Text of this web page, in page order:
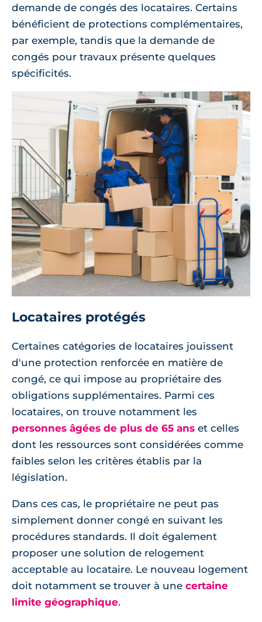
demande de congés des locataires. Certains
bénéficient de protections complémentaires,
par exemple, tandis que la demande de
congés pour travaux présente quelques
spécificités.
Locataires protégés
Certaines catégories de locataires jouissent
d'une protection renforcée en matière de
congé, ce qui impose au propriétaire des
obligations supplémentaires. Parmi ces
locataires, on trouve notamment les
personnes âgées de plus de 65 ans et celles
dont les ressources sont considérées comme
faibles selon les critères établis par la
législation.
Dans ces cas, le propriétaire ne peut pas
simplement donner congé en suivant les
procédures standards. Il doit également
proposer une solution de relogement
acceptable au locataire. Le nouveau logement
doit notamment se trouver à une certaine
limite géographique.